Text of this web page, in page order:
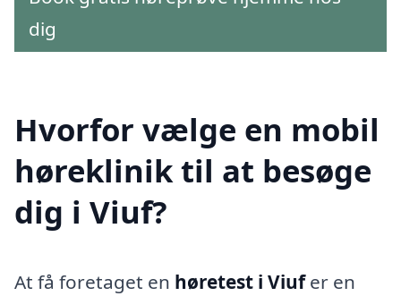
dig
Hvorfor vælge en mobil
høreklinik til at besøge
dig i Viuf?
At få foretaget en høretest i Viufer en